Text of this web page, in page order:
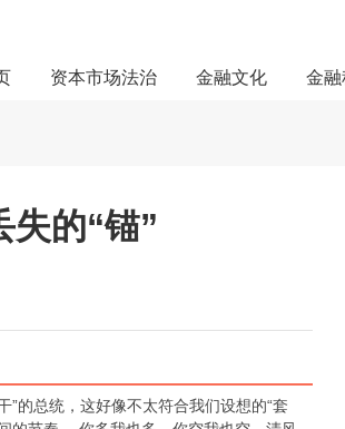
资本市场法治 金融文化 金
失的“锚”
的总统，这好像不太符合我们设想的“套